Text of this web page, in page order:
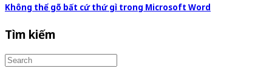
Không thể gõ bất cứ thứ gì trong Microsoft Word
Tìm kiếm